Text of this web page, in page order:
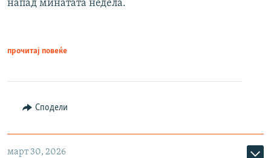
напад минатата недела.
прочитај повеќе
Сподели
март 30, 2026